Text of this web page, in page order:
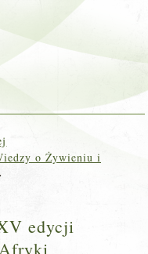
o Żywieniu i
edycji